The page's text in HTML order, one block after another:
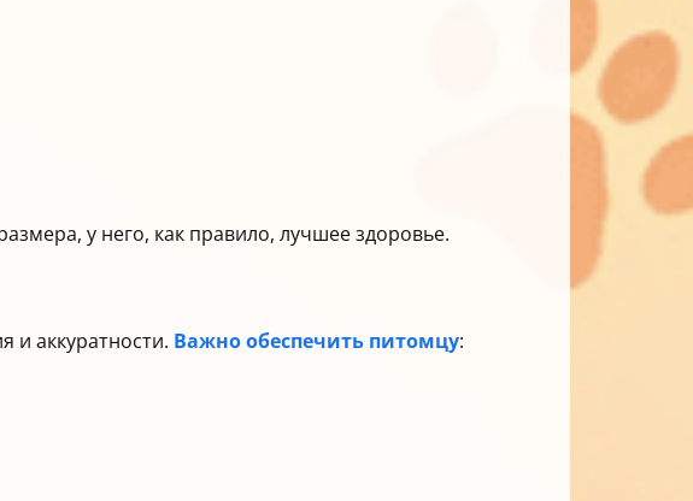
у него, как правило, лучшее здоровье.
и аккуратности. Важно обеспечить питомцу: